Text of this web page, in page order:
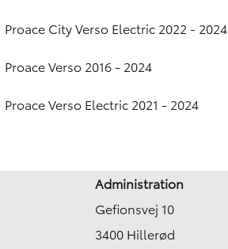
Proace City Verso Electric 2022 - 2024
Proace Verso 2016 - 2024
Proace Verso Electric 2021 - 2024
Administration
Gefionsvej 10
3400 Hillerød